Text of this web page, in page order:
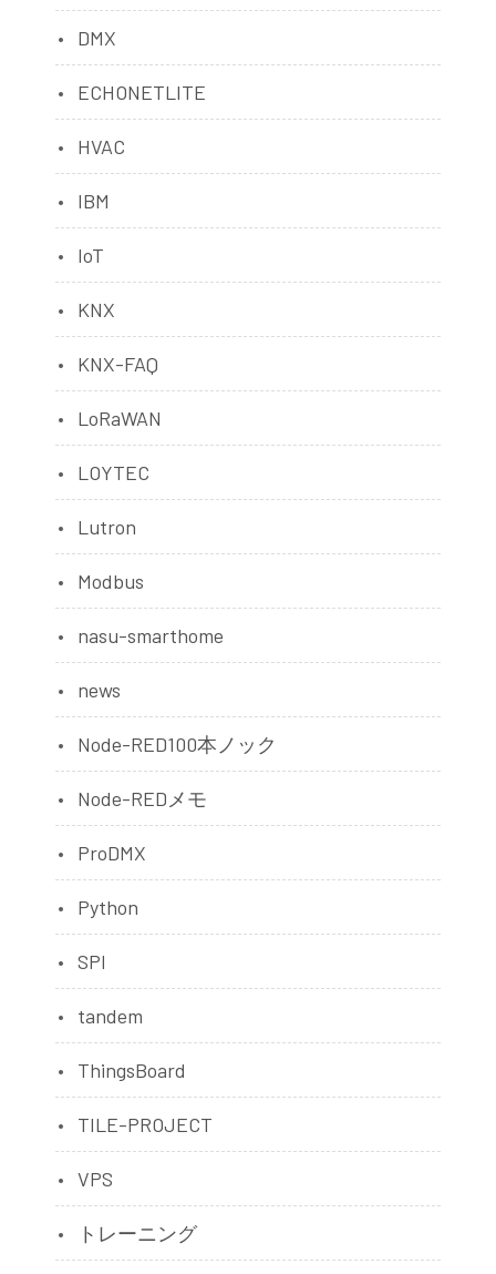
DMX
ECHONETLITE
HVAC
IBM
IoT
KNX
KNX-FAQ
LoRaWAN
LOYTEC
Lutron
Modbus
nasu-smarthome
news
Node-RED100本ノック
Node-REDメモ
ProDMX
Python
SPI
tandem
ThingsBoard
TILE-PROJECT
VPS
トレーニング